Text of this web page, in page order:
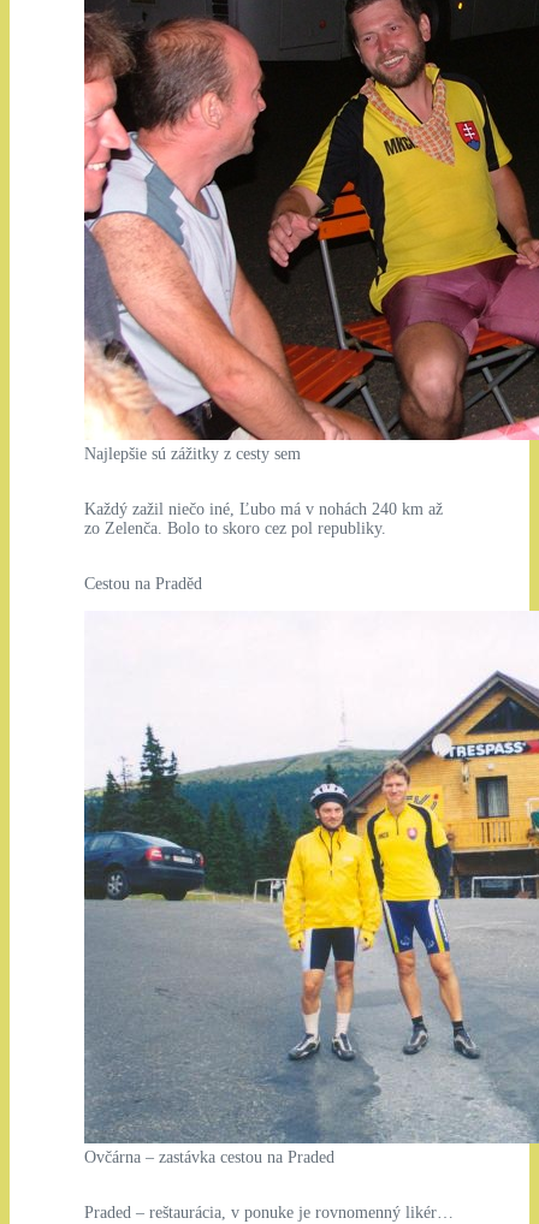
Najlepšie sú zážitky z cesty sem
Každý zažil niečo iné, Ľubo má v nohách 240 km až
zo Zelenča. Bolo to skoro cez pol republiky.
Cestou na Praděd
Ovčárna – zastávka cestou na Praded
Praded – reštaurácia, v ponuke je rovnomenný likér…